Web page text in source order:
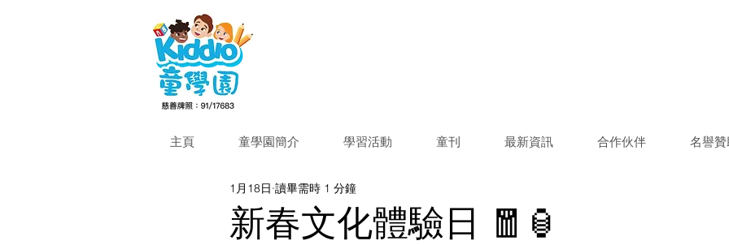
主頁 童學園簡介 學習活動 童刊 最新資訊 合作伙伴 名譽贊
新春文化體驗日 🧧🏮
1月18日 讀畢需時 1 分鐘